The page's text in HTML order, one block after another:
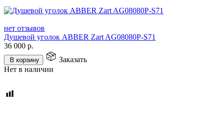
нет отзывов
Душевой уголок ABBER Zart AG08080P-S71
36 000 р.
В корзину
Заказать
Нет в наличии